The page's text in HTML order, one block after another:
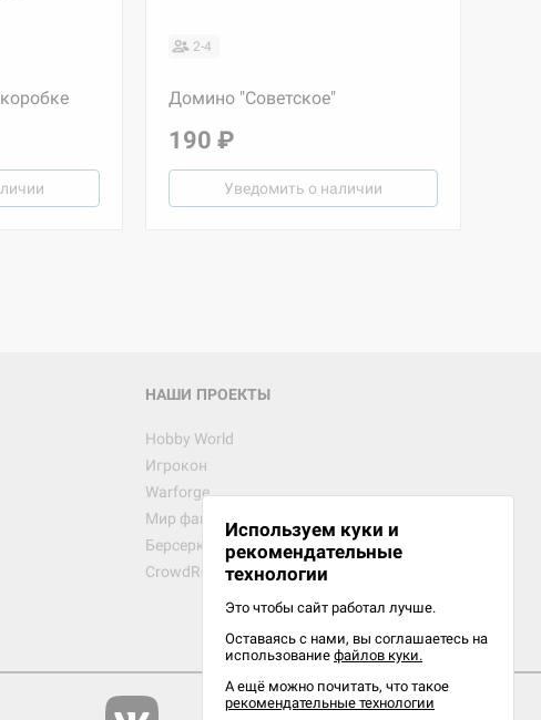
2-4
Домино "Советское"
190 ₽
Уведомить о наличии
НАШИ ПРОЕКТЫ
Hobby World
Игрокон
Warforge
Мир фантастики
Берсерк
CrowdRepublic
Используем куки и
рекомендательные
технологии
Это чтобы сайт работал лучше.
Оставаясь с нами, вы соглашаетесь на
использование файлов куки.
А ещё можно почитать, что такое
рекомендательные технологии
Журнал
Братья
Сумерки
Грозовой